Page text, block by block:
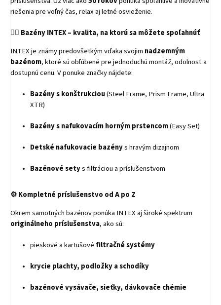
riešenia pre voľný čas, relax aj letné osvieženie.
🏊‍♂️ Bazény INTEX – kvalita, na ktorú sa môžete spoľahnúť
INTEX je známy predovšetkým vďaka svojim nadzemným
bazénom, ktoré sú obľúbené pre jednoduchú montáž, odolnosť a
dostupnú cenu. V ponuke značky nájdete:
Bazény s konštrukciou(Steel Frame, Prism Frame, Ultra
XTR)
Bazény s nafukovacím horným prstencom(Easy Set)
Detské nafukovacie bazénys hravým dizajnom
Bazénové setys filtráciou a príslušenstvom
⚙️Kompletné príslušenstvo od A po Z
Okrem samotných bazénov ponúka INTEX aj široké spektrum
originálneho príslušenstva, ako sú:
pieskové a kartušové filtračné systémy
krycie plachty, podložky a schodíky
bazénové vysávače, sieťky, dávkovače chémie